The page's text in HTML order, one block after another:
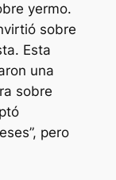
yermo.
sobre
Esta
una
sobre
pero